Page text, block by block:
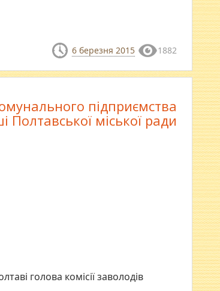
6 березня 2015 1882
підприємcтва
Полтавської міської ради
голова комісії заволодів